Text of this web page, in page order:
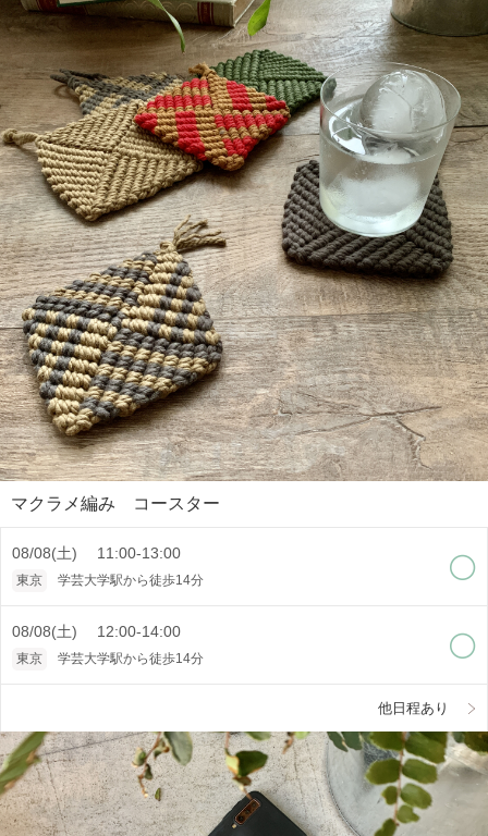
マクラメ編み コースター
08/08(土) 11:00-13:00
東京 学芸大学駅から徒歩14分
08/08(土) 12:00-14:00
東京 学芸大学駅から徒歩14分
他日程あり